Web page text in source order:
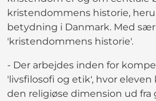
kristendommens historie,
betydning i Danmark. Med
'kristendommens historie'.
- Der arbejdes inden for
'livsfilosofi og etik', hvor
den religiøse dimension ud